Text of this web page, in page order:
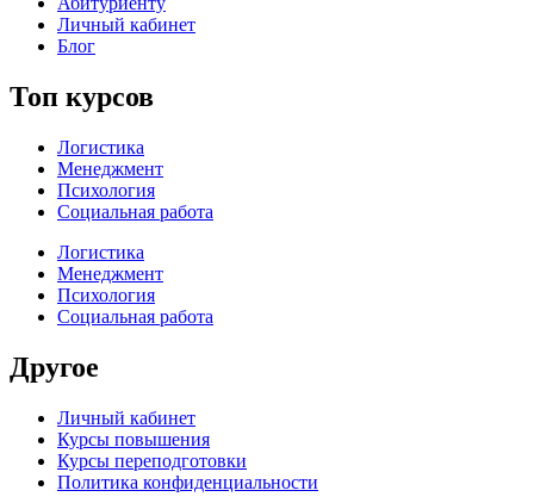
Личный кабинет
Блог
Топ курсов
Логистика
Менеджмент
Психология
Социальная работа
Логистика
Менеджмент
Психология
Социальная работа
Другое
Личный кабинет
Курсы повышения
Курсы переподготовки
Политика конфиденциальности